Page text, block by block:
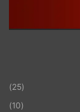
(25)
(10)